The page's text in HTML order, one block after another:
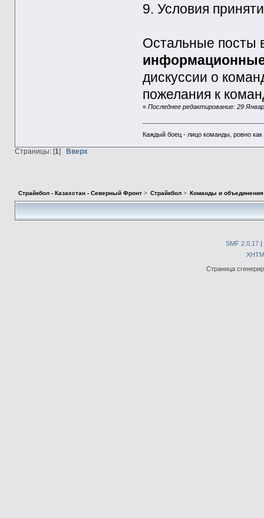
9. Условия
Остальные посты
дискуссии о
пожелания к
«Последнее редактирование: 29
Каждый боец - лицо команды, ровно
Страницы: [1] Вверх
Страйкбол - Казахстан - Северный Фронт> Страйкбол > Команды и
SMF 2.0.17 |
Страница